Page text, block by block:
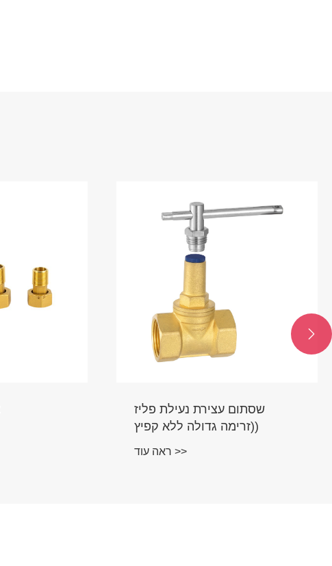
שסתום עצירת נעילת פליז
(זרימה גדולה ללא קפיץ)
ראה עוד >>
